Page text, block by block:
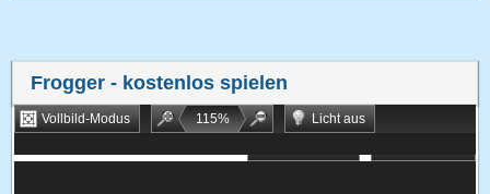
Frogger - kostenlos spielen
Vollbild-Modus 115%
Licht aus